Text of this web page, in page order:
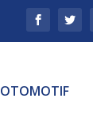
OTOMOTIF